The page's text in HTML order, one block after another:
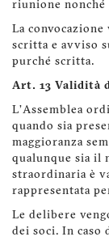
riunione
La
scritta e avviso
purché scritta.
Art. 13 Validità
L’Assemblea
quando sia
maggioranza
qualunque sia il
straordinaria è
rappresentata
Le delibere
dei soci. In caso